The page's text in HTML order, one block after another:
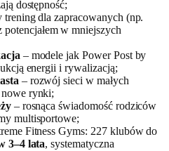
dostępność;
dla zapracowanych (np.
potencjałem w mniejszych
– modele jak Power Post by
energii i rywalizacją;
– rozwój sieci w małych
rynki;
– rosnąca świadomość rodziców
multisportowe;
Fitness Gyms: 227 klubów do
3–4 lata, systematyczna